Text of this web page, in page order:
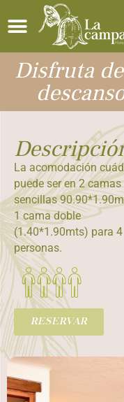
Disfruta
La acomodación
puede ser en 2 camas
sencillas
1 cama doble
(1.40*1.90mts) para 4
personas.
RESERVAR